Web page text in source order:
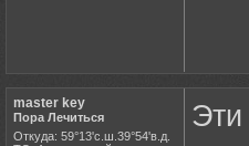
master key
Пора Лечиться
Откуда: 59°13'с.ш.39°54'в.д.
Эти